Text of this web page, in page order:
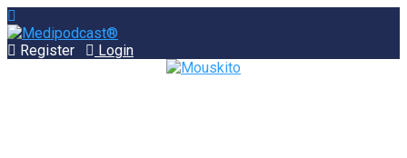
Register Login